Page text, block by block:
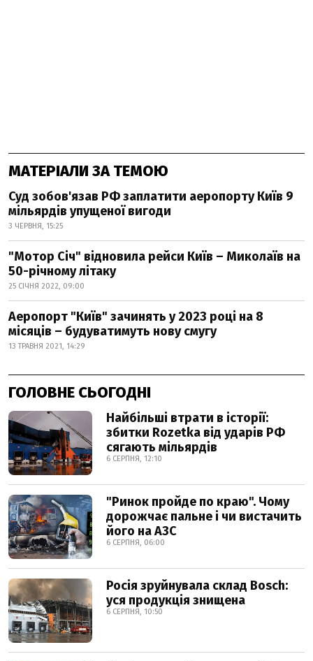
МАТЕРІАЛИ ЗА ТЕМОЮ
Суд зобов'язав РФ заплатити аеропорту Київ 9
мільярдів упущеної вигоди
3 ЧЕРВНЯ, 15:25
"Мотор Січ" відновила рейси Київ – Миколаїв на
50-річному літаку
25 СІЧНЯ 2022, 09:00
Аеропорт "Київ" зачинять у 2023 році на 8
місяців – будуватимуть нову смугу
13 ТРАВНЯ 2021, 14:29
ГОЛОВНЕ СЬОГОДНІ
Найбільші втрати в історії:
збитки Rozetka від ударів РФ
сягають мільярдів
6 СЕРПНЯ, 12:10
"Ринок пройде по краю". Чому
дорожчає пальне і чи вистачить
його на АЗС
6 СЕРПНЯ, 06:00
Росія зруйнувала склад Bosch:
уся продукція знищена
6 СЕРПНЯ, 10:50